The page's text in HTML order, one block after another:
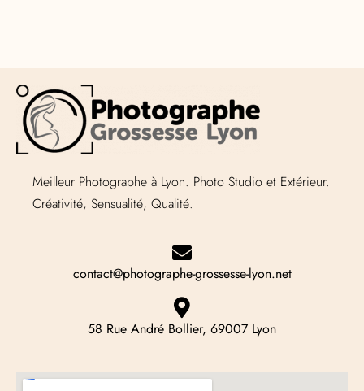
Meilleur Photographe à Lyon. Photo Studio et Extérieur.
Créativité, Sensualité, Qualité.
contact@photographe-grossesse-lyon.net
58 Rue André Bollier, 69007 Lyon